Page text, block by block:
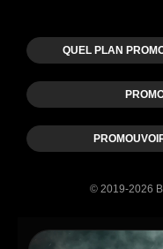
QUEL PLAN
© 2019-2026